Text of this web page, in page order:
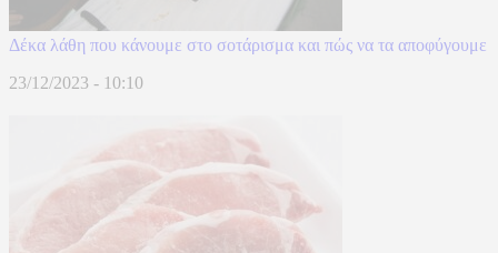
Δέκα λάθη που κάνουμε στο σοτάρισμα και πώς να τα αποφύγουμε
23/12/2023 - 10:10